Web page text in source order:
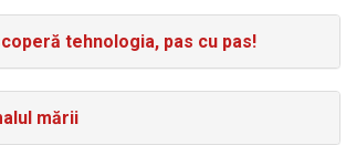
tehnologia, pas cu pas!
mării